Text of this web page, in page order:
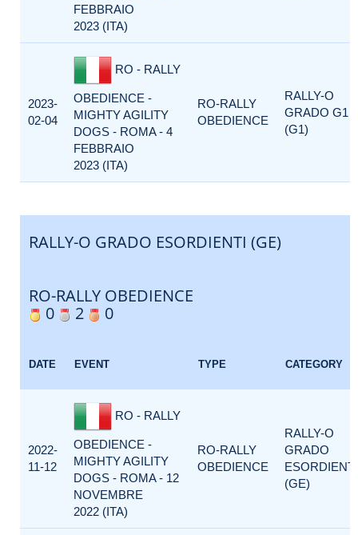
FEBBRAIO
2023 (ITA)
2023-
02-04
RO - RALLY
OBEDIENCE -
MIGHTY AGILITY
DOGS - ROMA - 4
FEBBRAIO
2023 (ITA)
RO-RALLY
OBEDIENCE
RALLY-O
GRADO G1
(G1)
RALLY-O GRADO ESORDIENTI (GE)
RO-RALLY OBEDIENCE
0
2 0
DATE EVENT TYPE CATEGORY
2022-
11-12
RO - RALLY
OBEDIENCE -
MIGHTY AGILITY
DOGS - ROMA - 12
NOVEMBRE
2022 (ITA)
RO-RALLY
OBEDIENCE
RALLY-O
GRADO
ESORDIENTI
(GE)